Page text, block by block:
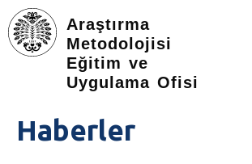
Araştırma
Metodolojisi
Eğitim ve
Uygulama Ofisi
HAKKIMIZDA
EĞITIM
Haberler